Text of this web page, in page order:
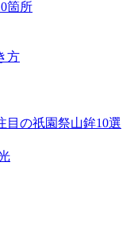
箇所
方
目の祇園祭山鉾10選